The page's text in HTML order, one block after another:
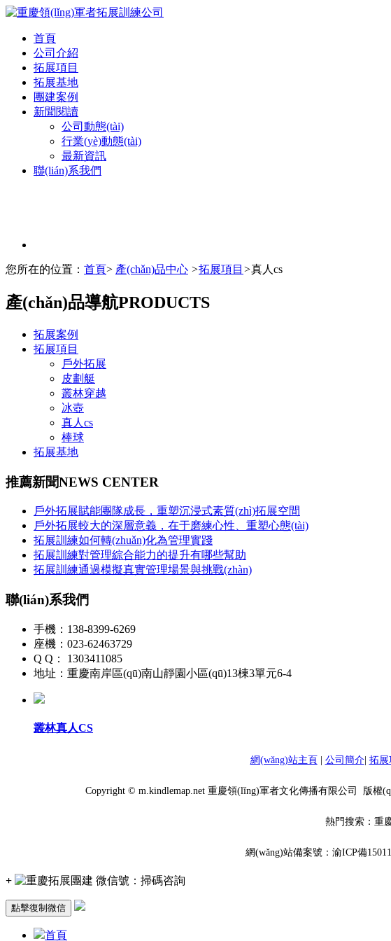
首頁
公司介紹
拓展項目
拓展基地
團建案例
新聞閱讀
公司動態(tài)
行業(yè)動態(tài)
最新資訊
聯(lián)系我們
您所在的位置： 首頁> 產(chǎn)品中心 >拓展項目 >真人cs
產(chǎn)品導航PRODUCTS
拓展案例
拓展項目
戶外拓展
皮劃艇
叢林穿越
冰壺
真人cs
棒球
拓展基地
推薦新聞NEWS CENTER
戶外拓展賦能團隊成長，重塑沉浸式素質(zhì)拓展空間
戶外拓展較大的深層意義，在于磨練心性、重塑心態(tài)
拓展訓練如何轉(zhuǎn)化為管理實踐
拓展訓練對管理綜合能力的提升有哪些幫助
拓展訓練通過模擬真實管理場景與挑戰(zhàn)
聯(lián)系我們
手機：138-8399-6269
座機：023-62463729
Q Q： 1303411085
地址：重慶南岸區(qū)南山靜園小區(qū)13棟3單元6-4
叢林真人CS
網(wǎng)站主頁 公司簡介| 拓展
Copyright © m.kindlemap.net 重慶領(lǐng)軍者文化傳播有限公司 版權
熱門搜索：重
網(wǎng)站備案號： 渝ICP備
+ 微信號： 掃碼咨詢
點擊復制微信
首頁